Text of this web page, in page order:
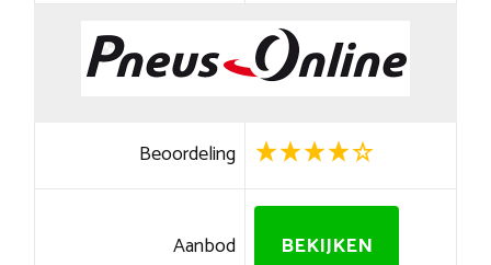
Beoordeling
Aanbod BEKIJKEN